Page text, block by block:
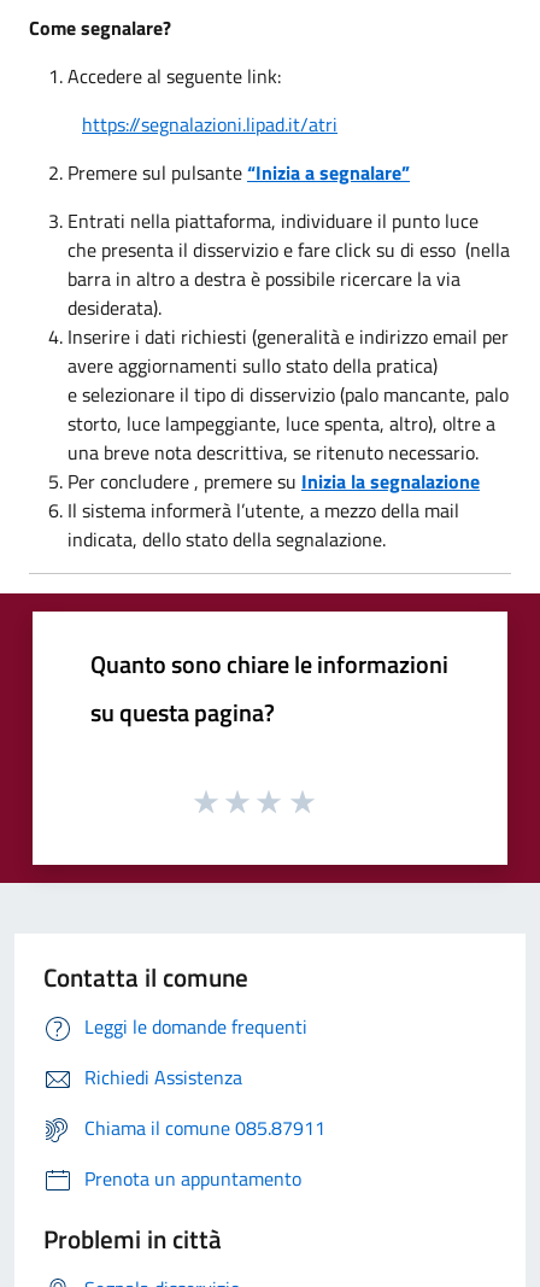
Come segnalare?
Accedere al seguente link:
https://segnalazioni.lipad.it/atri
Premere sul pulsante“Inizia a segnalare”
Entrati nella piattaforma, individuare il punto luce
che presenta il disservizio e fare click su di esso (nella
barra in altro a destra è possibile ricercare la via
desiderata).
Inserire i dati richiesti (generalità e indirizzo email per
avere aggiornamenti sullo stato della pratica)
e selezionare il tipo di disservizio (palo mancante, palo
storto, luce lampeggiante, luce spenta, altro), oltre a
una breve nota descrittiva, se ritenuto necessario.
Per concludere , premere su Inizia la segnalazione
Il sistema informerà l’utente, a mezzo della mail
indicata, dello stato della segnalazione.
Quanto sono chiare le informazioni
su questa pagina?
Contatta il comune
Leggi le domande frequenti
Richiedi Assistenza
Chiama il comune 085.87911
Prenota un appuntamento
Problemi in città